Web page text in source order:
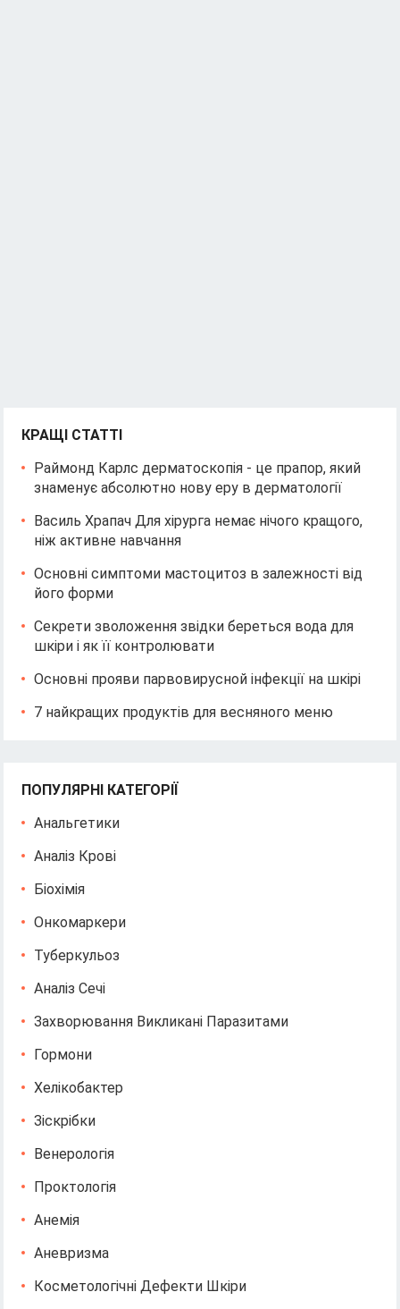
КРАЩІ СТАТТІ
Раймонд Карлс дерматоскопія - це прапор, який
знаменує абсолютно нову еру в дерматології
Василь Храпач Для хірурга немає нічого кращого,
ніж активне навчання
Основні симптоми мастоцитоз в залежності від
його форми
Секрети зволоження звідки береться вода для
шкіри і як її контролювати
Основні прояви парвовирусной інфекції на шкірі
7 найкращих продуктів для весняного меню
ПОПУЛЯРНІ КАТЕГОРІЇ
Анальгетики
Аналіз Крові
Біохімія
Онкомаркери
Туберкульоз
Аналіз Сечі
Захворювання Викликані Паразитами
Гормони
Хелікобактер
Зіскрібки
Венерологія
Проктологія
Анемія
Аневризма
Косметологічні Дефекти Шкіри